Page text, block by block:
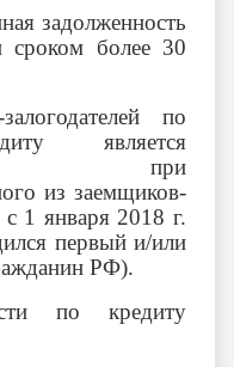
задолженность
сроком более 30
по
является
при
из заемщиков-
с 1 января 2018 г.
первый и/или
РФ).
по кредиту